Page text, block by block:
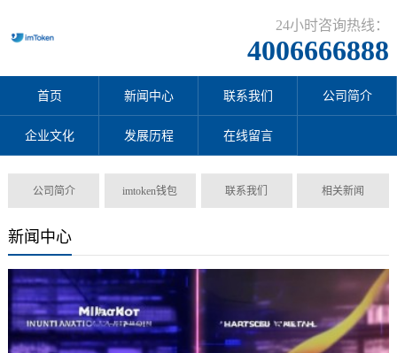
24小时咨询热线：
4006666888
首页 新闻中心 联系我们 公司简介
企业文化 发展历程 在线留言
公司简介 imtoken钱包 联系我们 相关新闻
新闻中心